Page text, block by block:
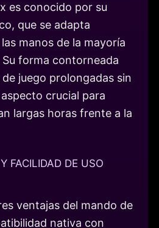
es conocido por su
que se adapta
manos de la mayoría
forma contorneada
juego prolongadas sin
crucial para
largas horas frente a la
FACILIDAD DE USO
ventajas del mando de
nativa con